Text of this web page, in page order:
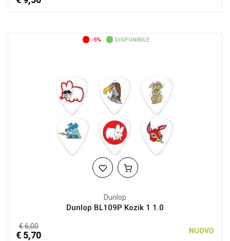
-5% DISPONIBILE
Dunlop
Dunlop BL109P Kozik 1 1.0
€ 6,00
€ 5,70 NUOVO